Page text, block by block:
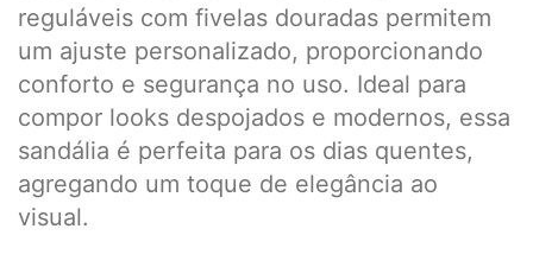
reguláveis com fivelas douradas permitem
um ajuste personalizado, proporcionando
conforto e segurança no uso. Ideal para
compor looks despojados e modernos, essa
sandália é perfeita para os dias quentes,
agregando um toque de elegância ao
visual.